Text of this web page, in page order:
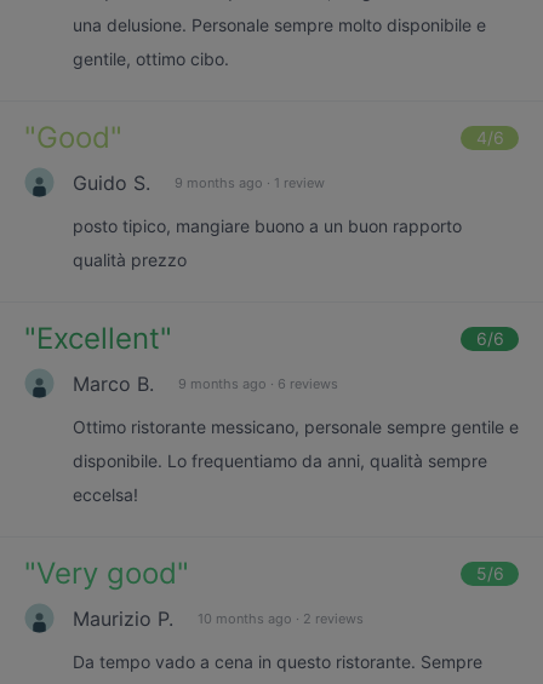
una delusione. Personale sempre molto disponibile e
gentile, ottimo cibo.
"Good" 4/6
Guido S. 9 months ago · 1 review
posto tipico, mangiare buono a un buon rapporto
qualità prezzo
"Excellent" 6/6
Marco B. 9 months ago · 6 reviews
Ottimo ristorante messicano, personale sempre gentile e
disponibile. Lo frequentiamo da anni, qualità sempre
eccelsa!
"Very good" 5/6
Maurizio P. 10 months ago · 2 reviews
Da tempo vado a cena in questo ristorante. Sempre